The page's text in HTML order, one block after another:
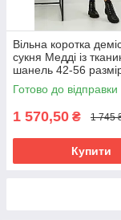
Вільна коротка
сукня Медді із
шанель 42-56
сіра
Готово до відправки
1 570,50 ₴ 1 745
Купити